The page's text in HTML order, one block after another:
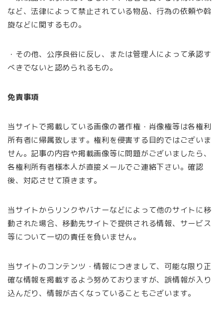
など、法律によって禁止されている物品、行為の依頼や斡
旋などに関するもの。
・その他、公序良俗に反し、または管理人によって承認す
べきでないと認められるもの。
免責事項
当サイトで掲載している画像の著作権・肖像権等は各権利
所有者に帰属致します。権利を侵害する目的ではございま
せん。記事の内容や掲載画像等に問題がございましたら、
各権利所有者様本人が直接メールでご連絡下さい。確認
後、対応させて頂きます。
当サイトからリンクやバナーなどによって他のサイトに移
動された場合、移動先サイトで提供される情報、サービス
等について一切の責任を負いません。
当サイトのコンテンツ・情報につきまして、可能な限り正
確な情報を掲載するよう努めておりますが、誤情報が入り
込んだり、情報が古くなっていることもございます。